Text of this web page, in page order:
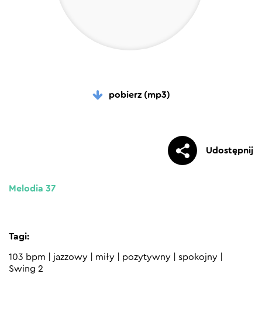
pobierz (mp3)
Udostępnij
Melodia 37
Tagi:
103 bpm jazzowy miły pozytywny spokojny
Swing 2